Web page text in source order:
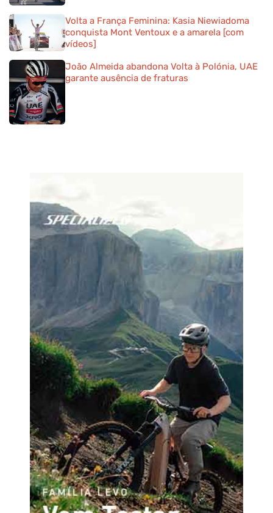
Volta a França Feminina: Kasia Niewiadoma
conquista Mont Ventoux e a amarela [com
vídeos]
João Almeida abandona Volta à Polónia, UAE
garante ausência de fraturas